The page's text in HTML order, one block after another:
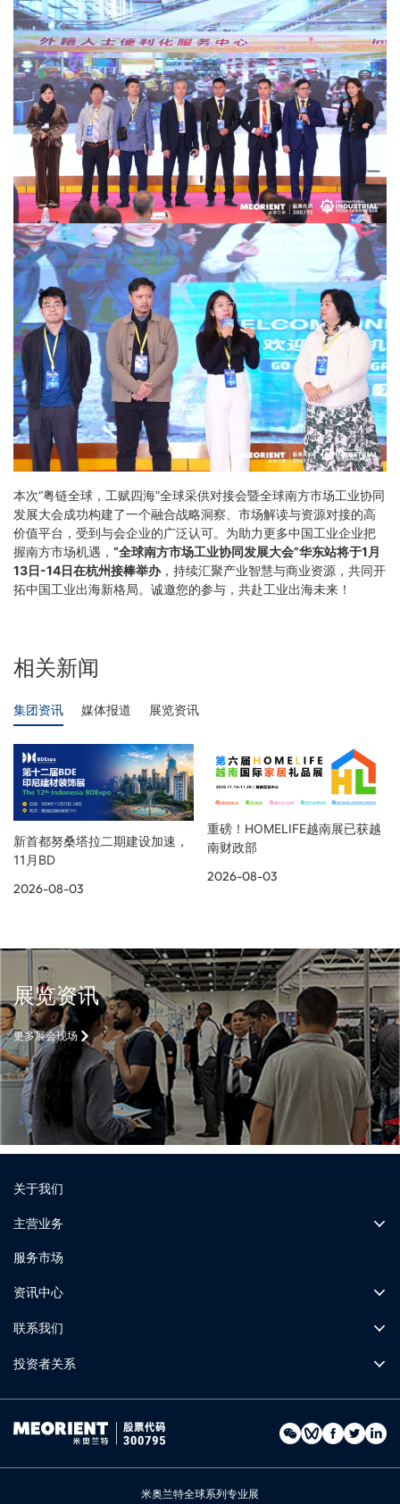
本次“粤链全球，工赋四海”全球采供对接会暨全球南方市场工业协同
发展大会成功构建了一个融合战略洞察、市场解读与资源对接的高
价值平台，受到与会企业的广泛认可。为助力更多中国工业企业把
握南方市场机遇， “全球南方市场工业协同发展大会”华东站将于1月
13日-14日在杭州接棒举办，持续汇聚产业智慧与商业资源，共同开
拓中国工业出海新格局。诚邀您的参与，共赴工业出海未来！
相关新闻
集团资讯 媒体报道 展览资讯
新首都努桑塔拉二期建设加速，
11月BD
2026-08-03
重磅！HOMELIFE越南展已获越
南财政部
2026-08-03
展览资讯
更多展会现场
关于我们
主营业务
服务市场
资讯中心
联系我们
投资者关系
米奥兰特全球系列专业展